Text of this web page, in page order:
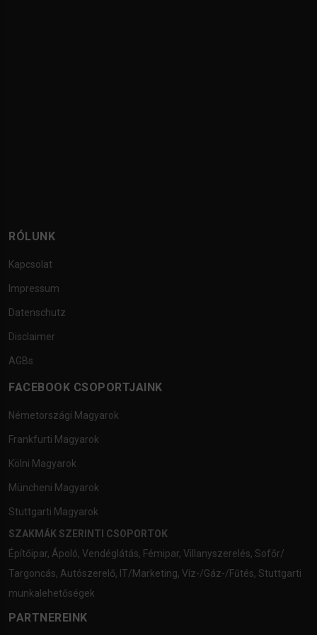
RÓLUNK
Kapcsolat
Impressum
Datenschutz
Disclaimer
AGBs
FACEBOOK CSOPORTJAINK
Németországi Magyarok
Frankfurti Magyarok
Kölni Magyarok
Müncheni Magyarok
Stuttgarti Magyarok
SZAKMÁK SZERINTI CSOPORTOK
Építőipar, Ápoló, Vendéglátás, Fémipar, Villanyszerelés, Sofőr/
Targoncás, Autószerelő, IT/Marketing, Víz-/Gáz-/Fűtés, Stuttgarti
munkalehetőségek
PARTNEREINK